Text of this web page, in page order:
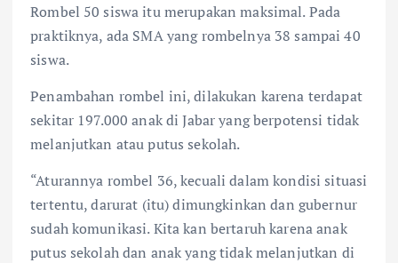
Rombel 50 siswa itu merupakan maksimal. Pada
praktiknya, ada SMA yang rombelnya 38 sampai 40
siswa.
Penambahan rombel ini, dilakukan karena terdapat
sekitar 197.000 anak di Jabar yang berpotensi tidak
melanjutkan atau putus sekolah.
“Aturannya rombel 36, kecuali dalam kondisi situasi
tertentu, darurat (itu) dimungkinkan dan gubernur
sudah komunikasi. Kita kan bertaruh karena anak
putus sekolah dan anak yang tidak melanjutkan di